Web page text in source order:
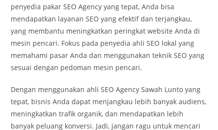
penyedia pakar SEO Agency yang tepat, Anda bisa
mendapatkan layanan SEO yang efektif dan terjangkau,
yang membantu meningkatkan peringkat website Anda di
mesin pencari. Fokus pada penyedia ahli SEO lokal yang
memahami pasar Anda dan menggunakan teknik SEO yang
sesuai dengan pedoman mesin pencari.
Dengan menggunakan ahli SEO Agency Sawah Lunto yang
tepat, bisnis Anda dapat menjangkau lebih banyak audiens,
meningkatkan trafik organik, dan mendapatkan lebih
banyak peluang konversi. Jadi, jangan ragu untuk mencari